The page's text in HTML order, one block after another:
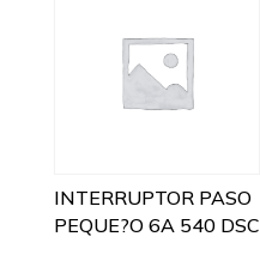
INTERRUPTOR PASO
PEQUE?O 6A 540 DSC